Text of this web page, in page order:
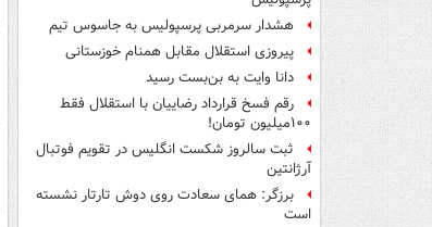
هشدار سرمربی پرسپولیس به جاسوس تیم
پیروزی استقلال مقابل همنام خوزستانی
دانا وایت به بن‌بست رسید
رقم فسخ قرارداد رضاییان با استقلال فقط
۱۰۰میلیون تومان!
ثبت سالروز شکست انگلیس در تقویم فوتبال
آرژانتین
برزگر: همای سعادت روی دوش تارتار نشسته
است